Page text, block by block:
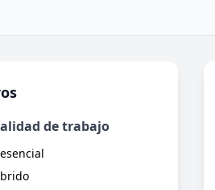
de trabajo